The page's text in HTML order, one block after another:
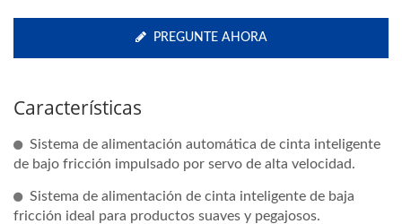
PREGUNTE AHORA
Características
Sistema de alimentación automática de cinta inteligente
de bajo fricción impulsado por servo de alta velocidad.
Sistema de alimentación de cinta inteligente de baja
fricción ideal para productos suaves y pegajosos.